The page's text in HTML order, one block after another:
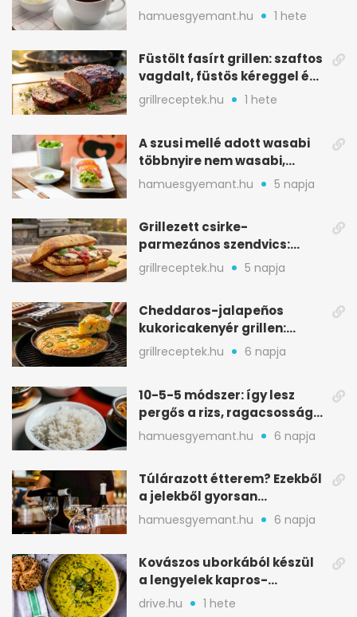
melegítő itala
hamuesgyemant.hu 1 hete
Füstölt fasírt grillen: szaftos
vagdalt, füstös kéreggel és
BBQ mázzal
grillreceptek.hu 1 hete
A szusi mellé adott wasabi
többnyire nem wasabi,
hanem fűszerkeverék
hamuesgyemant.hu 5 napja
Grillezett csirke-
parmezános szendvics:
ropogós csirke, olvadó sajt
grillreceptek.hu 5 napja
Cheddaros-jalapeños
kukoricakenyér grillen:
ropogós alj, puha belső
grillreceptek.hu 6 napja
10-5-5 módszer: így lesz
pergős a rizs, ragacsosság
nélkül
hamuesgyemant.hu 6 napja
Túlárazott étterem? Ezekből
a jelekből gyorsan
észreveheted
hamuesgyemant.hu 6 napja
Kovászos uborkából készül
a lengyelek kapros-
savanykás levese
drive.hu 1 hete